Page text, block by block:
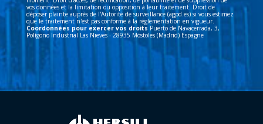
vos données et la limitation ou opposition à leur traitement. Droit de
déposer plainte auprès de l'Autorité de surveillance (agpd.es) si vous estimez
que le traitement n'est pas conforme à la réglementation en vigueur.
Coordonnées pour exercer vos droits Puerto de Navacerrada, 3,
Polígono Industrial Las Nieves - 28935 Móstoles (Madrid) Espagne